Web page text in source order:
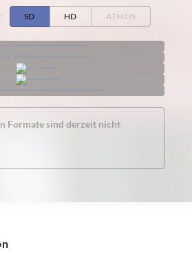
SD HD ATMOS
Formate sind derzeit nicht